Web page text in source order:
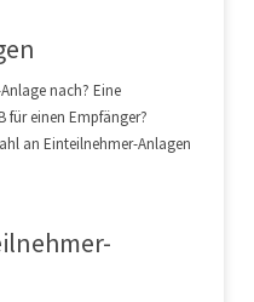
nach? Eine
für einen Empfänger?
an Einteilnehmer-Anlagen